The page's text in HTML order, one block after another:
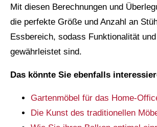
Mit diesen Berechnungen und
die perfekte Größe und Anzahl an
Essbereich, sodass Funktionalität
gewährleistet sind.
Das könnte Sie ebenfalls
Gartenmöbel für das Home-
Die Kunst des traditionellen